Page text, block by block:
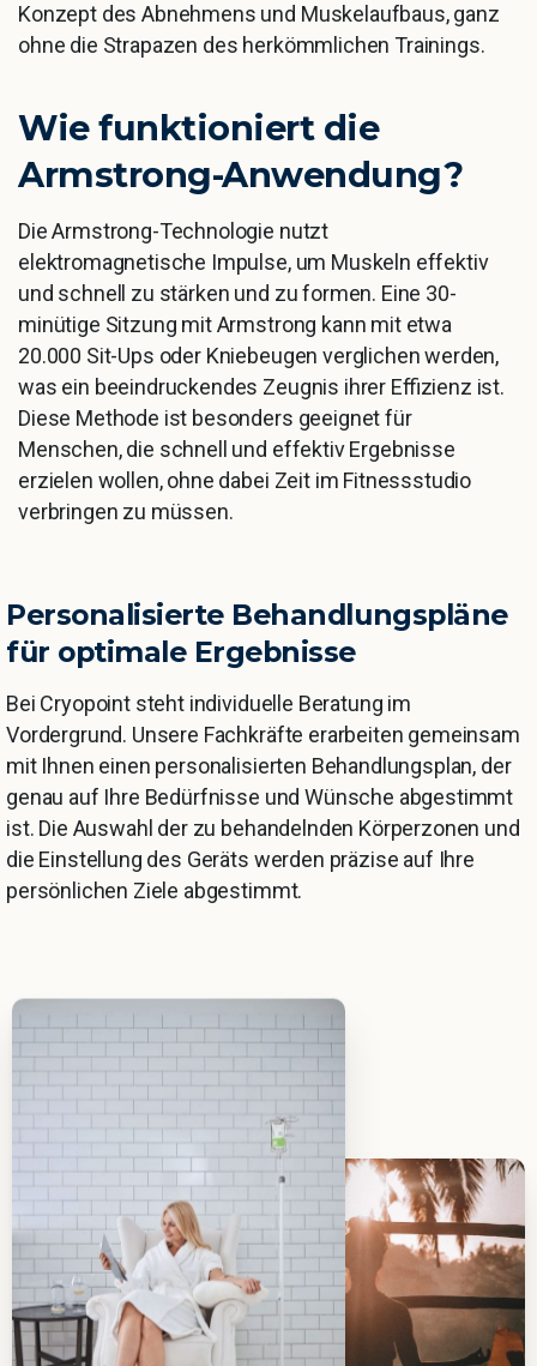
Konzept des Abnehmens und Muskelaufbaus, ganz
ohne die Strapazen des herkömmlichen Trainings.
Wie funktioniert die
Armstrong-Anwendung?
Die Armstrong-Technologie nutzt
elektromagnetische Impulse, um Muskeln effektiv
und schnell zu stärken und zu formen. Eine 30-
minütige Sitzung mit Armstrong kann mit etwa
20.000 Sit-Ups oder Kniebeugen verglichen werden,
was ein beeindruckendes Zeugnis ihrer Effizienz ist.
Diese Methode ist besonders geeignet für
Menschen, die schnell und effektiv Ergebnisse
erzielen wollen, ohne dabei Zeit im Fitnessstudio
verbringen zu müssen.
Personalisierte Behandlungspläne
für optimale Ergebnisse
Bei Cryopoint steht individuelle Beratung im
Vordergrund. Unsere Fachkräfte erarbeiten gemeinsam
mit Ihnen einen personalisierten Behandlungsplan, der
genau auf Ihre Bedürfnisse und Wünsche abgestimmt
ist. Die Auswahl der zu behandelnden Körperzonen und
die Einstellung des Geräts werden präzise auf Ihre
persönlichen Ziele abgestimmt.